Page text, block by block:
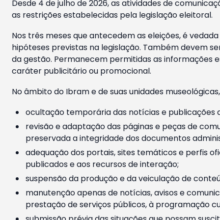
Desde 4 de julho de 2026, as atividades de
as restrições estabelecidas pela legislação eleitoral.
Nos três meses que antecedem as eleições, é
hipóteses previstas na legislação. Também devem
da gestão. Permanecem permitidas as informações
caráter publicitário ou promocional.
No âmbito do Ibram e de suas unidades
ocultação temporária das notícias e publicações
revisão e adaptação das páginas e peças de
preservada a integridade dos documentos
adequação dos portais, sites temáticos e perfis
publicados e aos recursos de interação;
suspensão da produção e da veiculação de
manutenção apenas de notícias, avisos e
prestação de serviços públicos, à programação